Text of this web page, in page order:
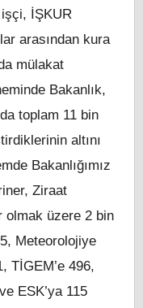
işçi, İŞKUR
arasından kura
mülakat
Bakanlık,
toplam 11 bin
altını
Bakanlığımız
Ziraat
olmak üzere 2 bin
Meteorolojiye
TİGEM’e 496,
ESK’ya 115